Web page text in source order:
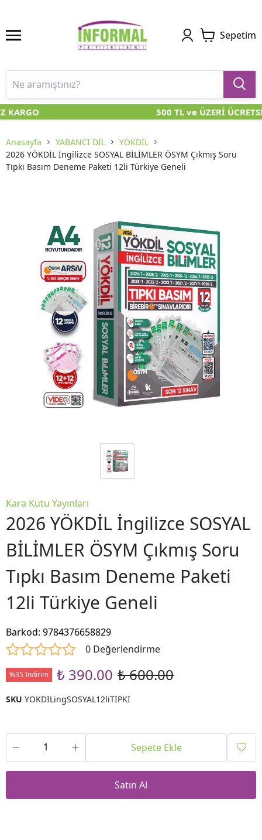
Sepetim
500 TL ve ÜZERİ
Anasayfa YABANCI DİL
YÖKDİL
2026 YÖKDİL İngilizce SOSYAL BİLİMLER ÖSYM Çıkmış Soru
Tıpkı Basım Deneme Paketi 12li Türkiye Geneli
Kara Kutu Yayınları
2026 YÖKDİL İngilizce SOSYAL
BİLİMLER ÖSYM Çıkmış Soru
Tıpkı Basım Deneme Paketi
12li Türkiye Geneli
Barkod: 9784376658829
0 Değerlendirme
%35 İndirim ₺ 390.00 ₺ 600.00
SKU YOKDILingSOSYAL12liTIPKI
Sepete Ekle
Satın Al